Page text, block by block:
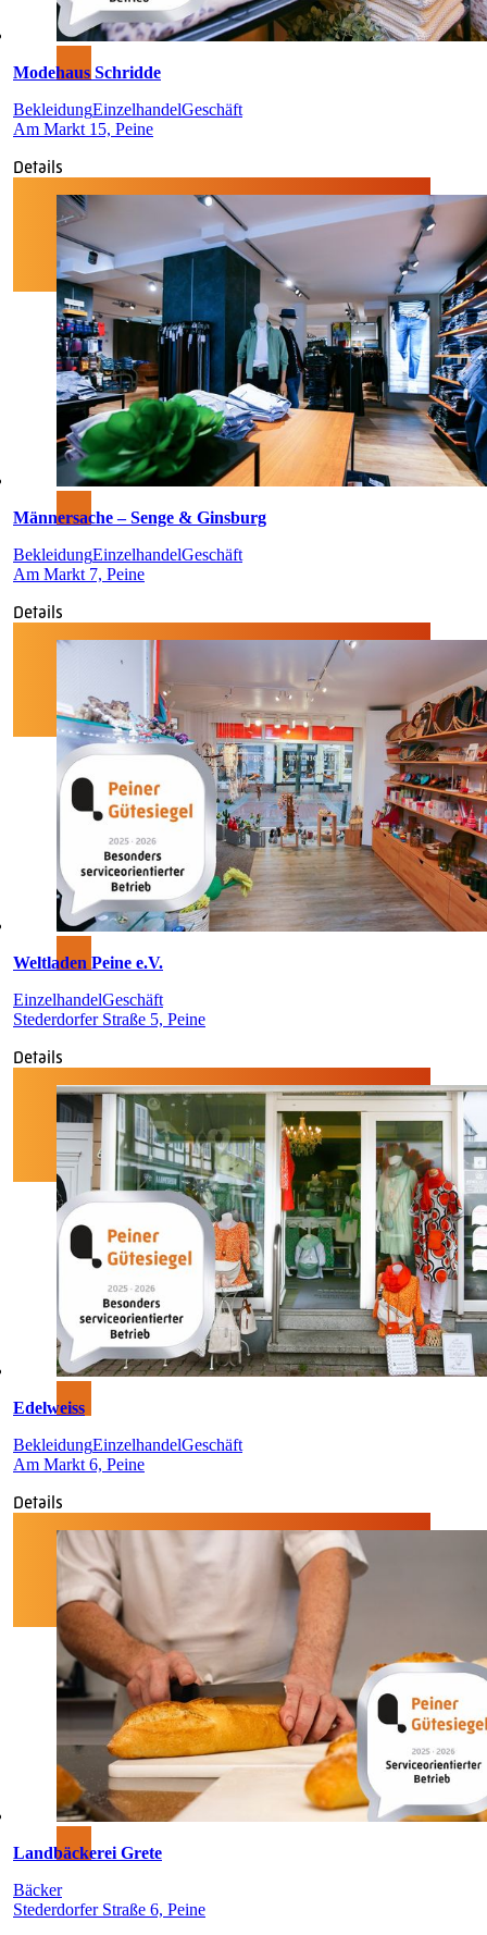
Modehaus Schridde
BekleidungEinzelhandelGeschäft
Am Markt 15, Peine
Details
Männersache – Senge & Ginsburg
BekleidungEinzelhandelGeschäft
Am Markt 7, Peine
Details
Weltladen Peine e.V.
EinzelhandelGeschäft
Stederdorfer Straße 5, Peine
Details
Edelweiss
BekleidungEinzelhandelGeschäft
Am Markt 6, Peine
Details
Landbäckerei Grete
Bäcker
Stederdorfer Straße 6, Peine